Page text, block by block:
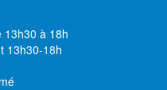
13h30 à 18h
13h30-18h